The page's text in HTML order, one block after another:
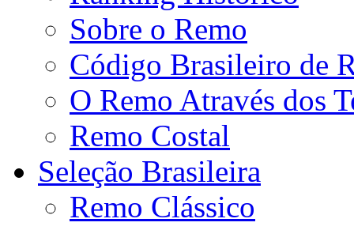
Sobre o Remo
Código Brasileiro de
O Remo Através dos
Remo Costal
Seleção Brasileira
Remo Clássico